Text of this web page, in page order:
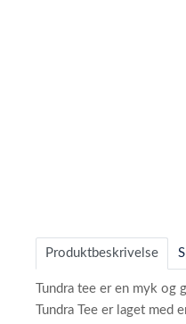
Produktbeskrivelse
Tundra tee er en myk
Tundra Tee er laget